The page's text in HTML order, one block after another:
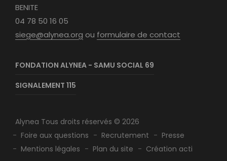
BENITE
04 78 50 16 05
siege@alynea.org ou formulaire de contact
FONDATION ALYNEA - SAMU SOCIAL 69
SIGNALEMENT 115
Alynea Tous droits réservés © 2026
Foire aux questions
Recrutement
Presse
Mentions légales
Plan du site Création acti